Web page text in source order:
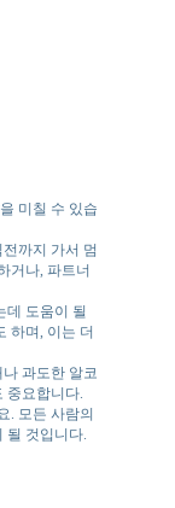
미칠 수 있습
까지 가서 멈
거나, 파트너
데 도움이 될
하며, 이는 더
과도한 알코
중요합니다.
. 모든 사람의
될 것입니다.